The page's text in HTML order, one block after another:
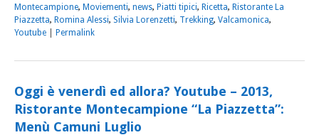
Montecampione, Moviementi, news, Piatti tipici, Ricetta, Ristorante La
Piazzetta, Romina Alessi, Silvia Lorenzetti, Trekking, Valcamonica,
Youtube
Permalink
Oggi è venerdì ed allora? Youtube – 2013,
Ristorante Montecampione “La Piazzetta”:
Menù Camuni Luglio